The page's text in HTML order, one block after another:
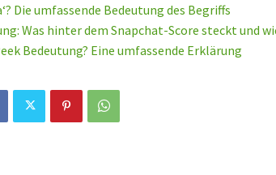
Die umfassende Bedeutung des Begriffs
Was hinter dem Snapchat-Score steckt und
Bedeutung? Eine umfassende Erklärung